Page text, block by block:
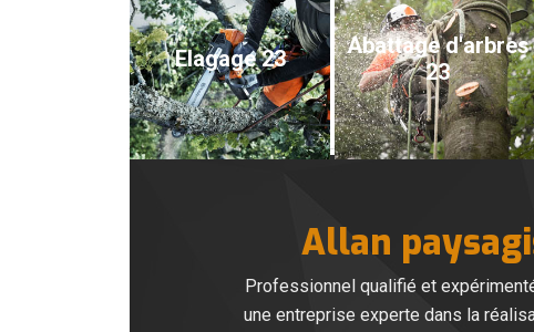
Elagage 23
Abattage d'arbres
23
Allan
Professionnel qualifié et
une entreprise experte dans la